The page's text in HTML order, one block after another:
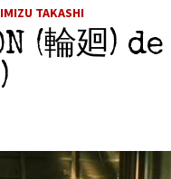
TAKASHI
(輪廻)